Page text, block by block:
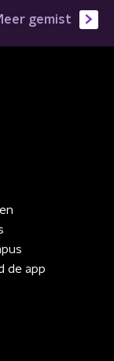
gemist
de app